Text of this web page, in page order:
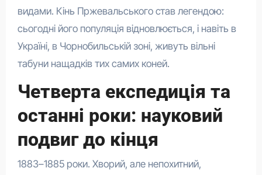
видами. Кінь Пржевальського став легендою:
сьогодні його популяція відновлюється, і навіть в
Україні, в Чорнобильській зоні, живуть вільні
табуни нащадків тих самих коней.
Четверта експедиція та
останні роки: науковий
подвиг до кінця
1883–1885 роки. Хворий, але непохитний,